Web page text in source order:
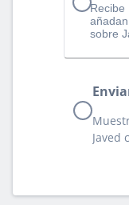
Recibe
sobre
Javed